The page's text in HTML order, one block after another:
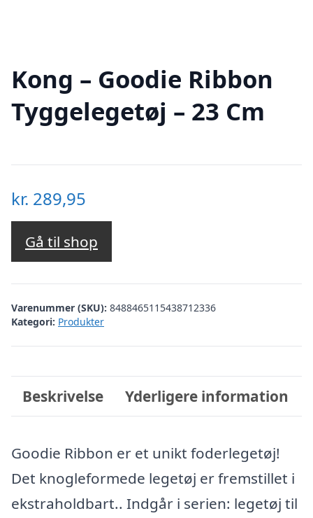
Kong – Goodie Ribbon
Tyggelegetøj – 23 Cm
kr. 289,95
Gå til shop
Varenummer (SKU): 8488465115438712336
Kategori: Produkter
Beskrivelse Yderligere information
Goodie Ribbon er et unikt foderlegetøj!
Det knogleformede legetøj er fremstillet i
ekstraholdbart.. Indgår i serien: legetøj til